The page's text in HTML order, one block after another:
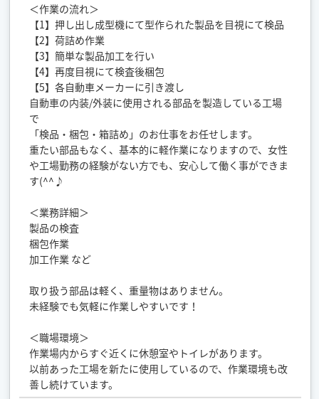
＜作業の流れ＞
【1】押し出し成型機にて型作られた製品を目視にて検品
【2】荷詰め作業
【3】簡単な製品加工を行い
【4】再度目視にて検査後梱包
【5】各自動車メーカーに引き渡し
自動車の内装/外装に使用される部品を製造している工場
で
「検品・梱包・箱詰め」のお仕事をお任せします。
重たい部品もなく、基本的に軽作業になりますので、女性
や工場勤務の経験がない方でも、安心して働く事ができま
す(^^♪
＜業務詳細＞
製品の検査
梱包作業
加工作業 など
取り扱う部品は軽く、重量物はありません。
未経験でも気軽に作業しやすいです！
＜職場環境＞
作業場内からすぐ近くに休憩室やトイレがあります。
以前あった工場を新たに使用しているので、作業環境も改
善し続けています。